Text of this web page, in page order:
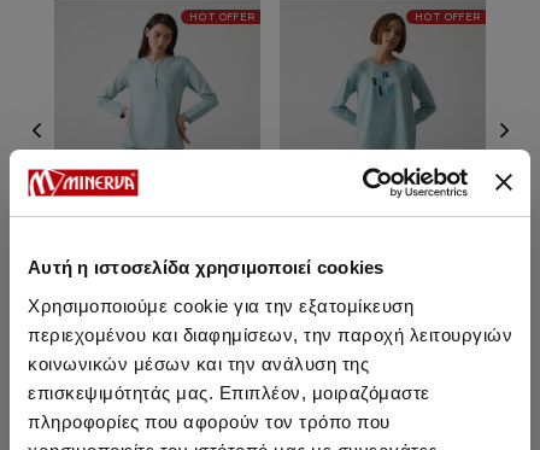
Αυτή η ιστοσελίδα χρησιμοποιεί cookies
Χρησιμοποιούμε cookie για την εξατομίκευση
περιεχομένου και διαφημίσεων, την παροχή λειτουργιών
κοινωνικών μέσων και την ανάλυση της
επισκεψιμότητάς μας. Επιπλέον, μοιραζόμαστε
πληροφορίες που αφορούν τον τρόπο που
HOT OFFER
Naturally Γυναικεία
Πυτζάμα με πατιλέτα
37,00 €
HOT OFFER
Naturally Γυναικεία
Πυτζάμα
31,40 €